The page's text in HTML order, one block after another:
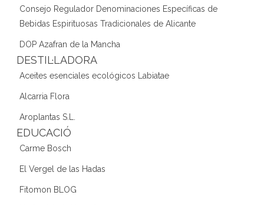
Consejo Regulador Denominaciones Específicas de
Bebidas Espirituosas Tradicionales de Alicante
DOP Azafran de la Mancha
DESTIL·LADORA
Aceites esenciales ecológicos Labiatae
Alcarria Flora
Aroplantas S.L.
EDUCACIÓ
Carme Bosch
El Vergel de las Hadas
Fitomon BLOG